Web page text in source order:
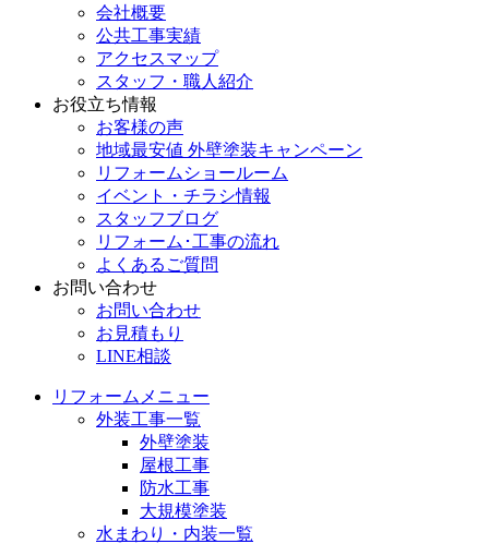
会社概要
公共工事実績
アクセスマップ
スタッフ・職人紹介
お役立ち情報
お客様の声
地域最安値 外壁塗装キャンペーン
リフォームショールーム
イベント・チラシ情報
スタッフブログ
リフォーム･工事の流れ
よくあるご質問
お問い合わせ
お問い合わせ
お見積もり
LINE相談
リフォームメニュー
外装工事一覧
外壁塗装
屋根工事
防水工事
大規模塗装
水まわり・内装一覧